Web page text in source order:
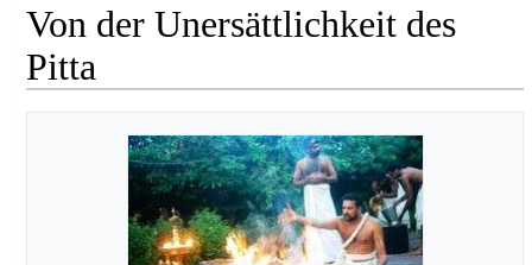
Von der Unersättlichkeit des
Pitta